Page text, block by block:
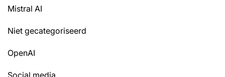
Mistral AI
Niet gecategoriseerd
OpenAI
Social media